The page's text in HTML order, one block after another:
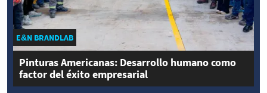
E&N BRANDLAB
Pinturas Americanas: Desarrollo humano como
factor del éxito empresarial